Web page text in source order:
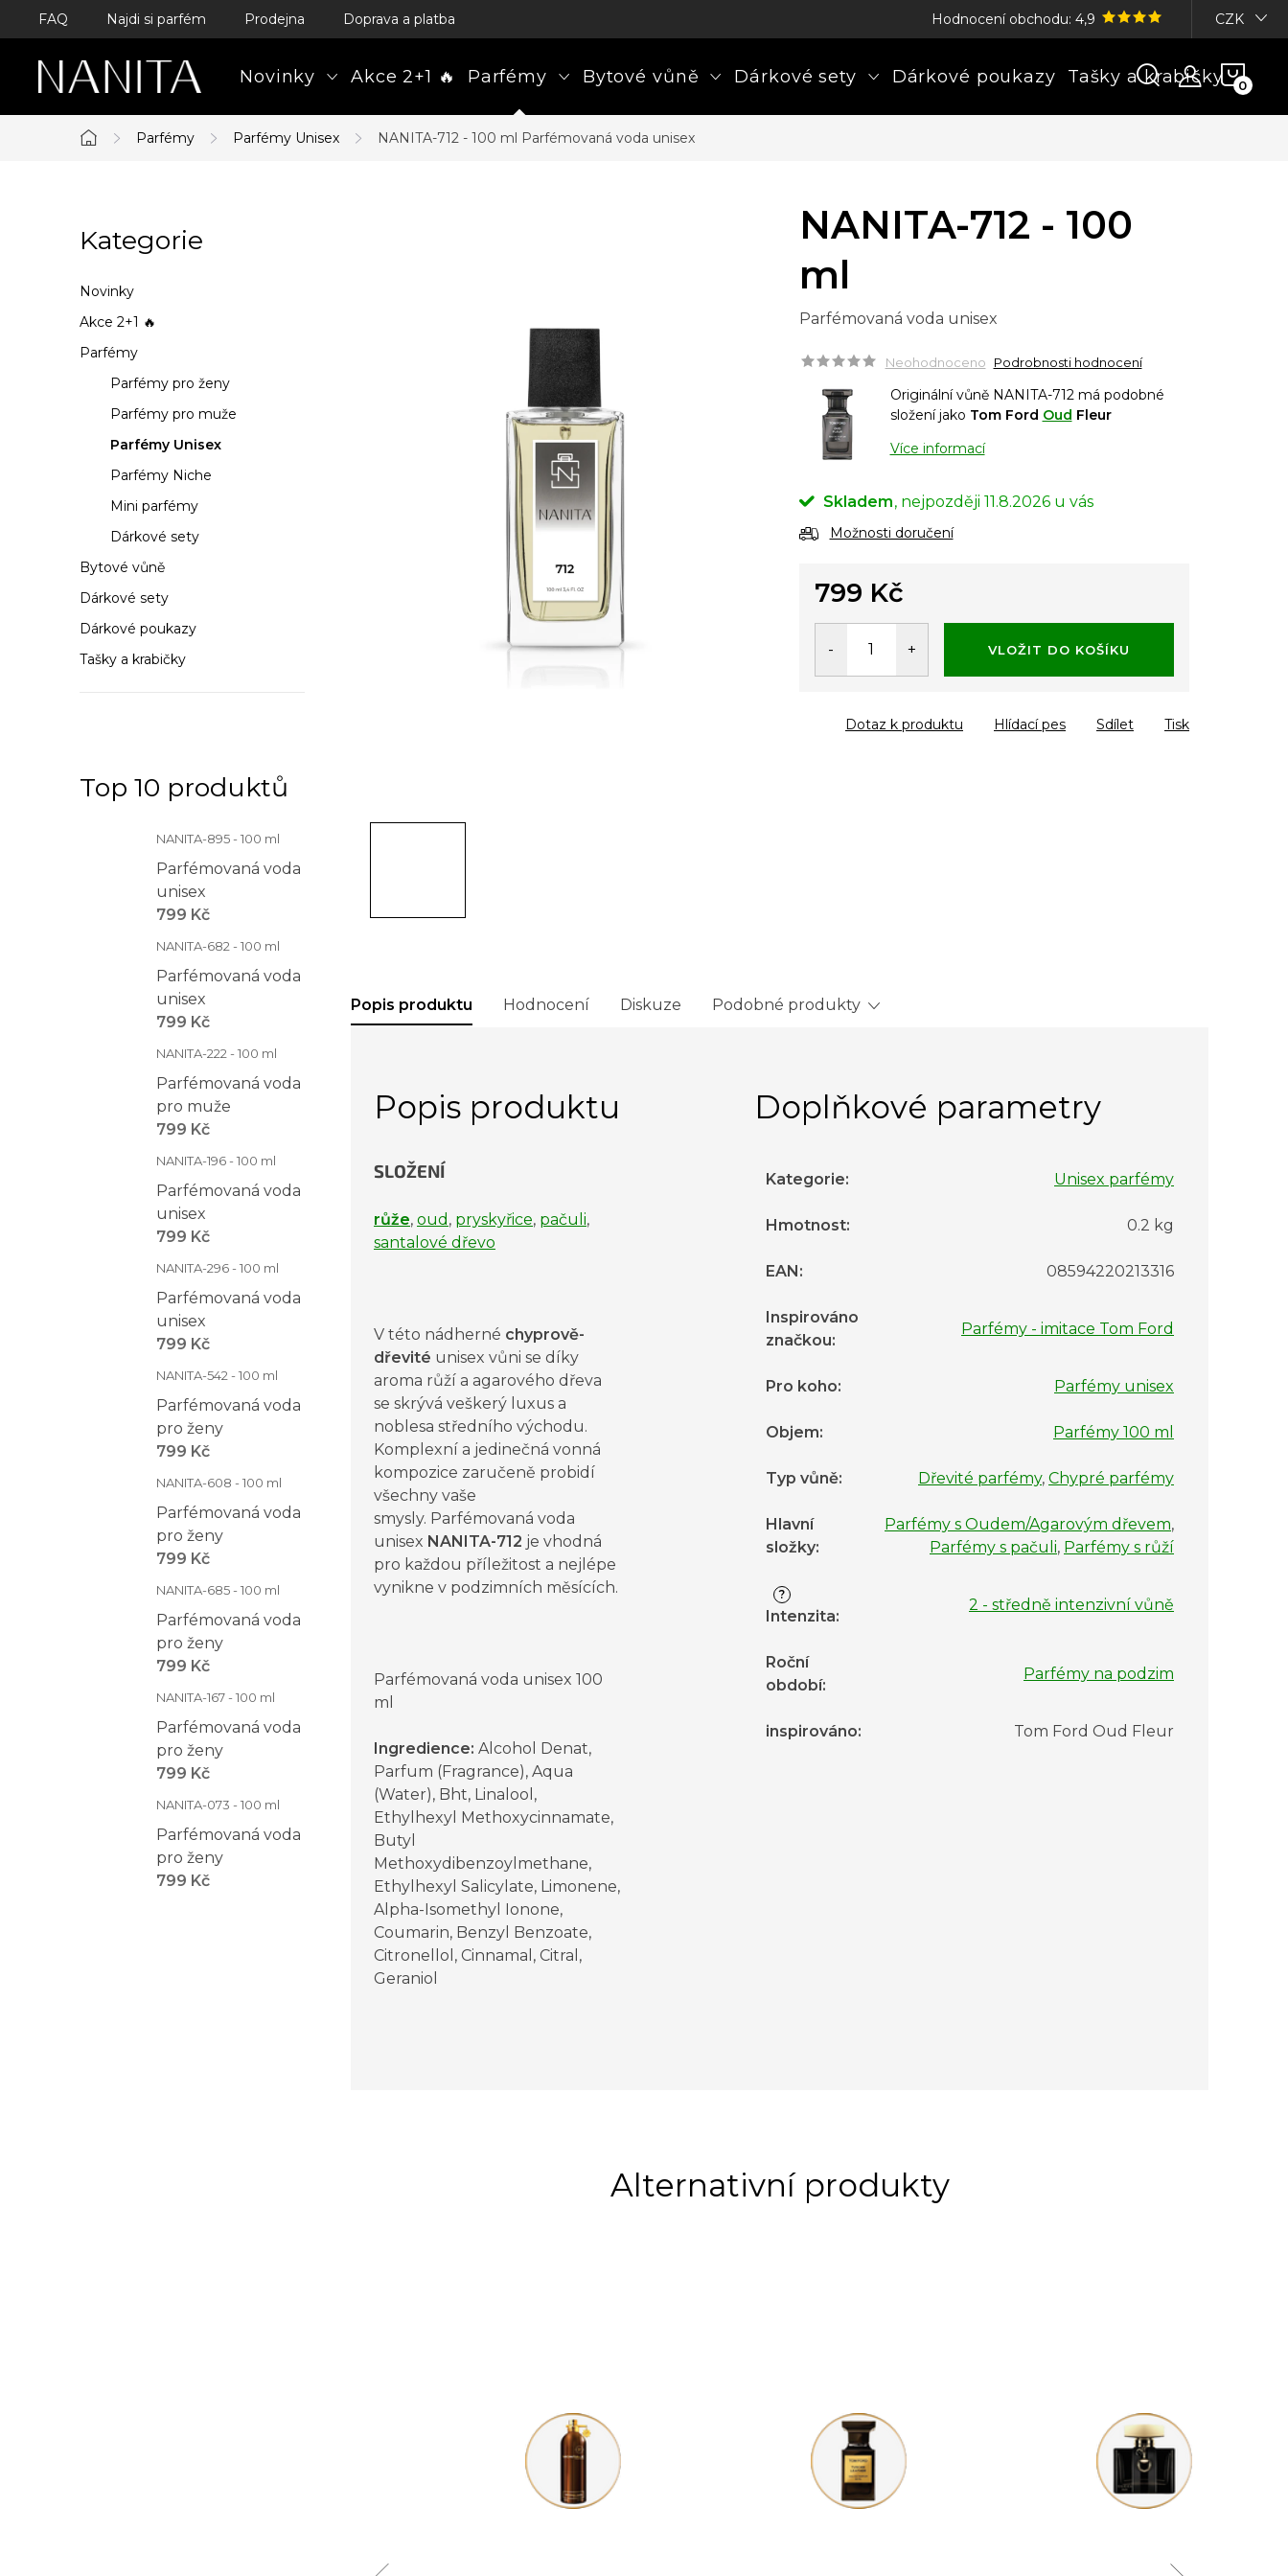
Přejít
obsah
FAQ Najdi si parfém Prodejna Doprava a platba Hodnocení obchodu: 4,9 CZK
Novinky Akce 2+1 🔥 Parfémy Bytové vůně Dárkové sety Dárkové poukazy Tašky a krabičky
Domů
Parfémy Parfémy Unisex NANITA-712 - 100 ml Parfémovaná voda unisex
o
s
t
r
p
a
n
e
Přeskočit
kategorie
Kategorie
Novinky
Akce 2+1 🔥
Parfémy
Parfémy pro ženy
Parfémy pro muže
Parfémy Unisex
Parfémy Niche
Mini parfémy
Dárkové sety
Bytové vůně
Dárkové sety
Dárkové poukazy
Tašky a krabičky
Top 10 produktů
NANITA-895 - 100 ml
Parfémovaná voda
unisex
799 Kč
NANITA-682 - 100 ml
Parfémovaná voda
unisex
799 Kč
NANITA-222 - 100 ml
Parfémovaná voda
pro muže
799 Kč
NANITA-196 - 100 ml
Parfémovaná voda
unisex
799 Kč
NANITA-296 - 100 ml
Parfémovaná voda
unisex
799 Kč
NANITA-542 - 100 ml
Parfémovaná voda
pro ženy
799 Kč
NANITA-608 - 100 ml
Parfémovaná voda
pro ženy
799 Kč
NANITA-685 - 100 ml
Parfémovaná voda
pro ženy
799 Kč
NANITA-167 - 100 ml
Parfémovaná voda
pro ženy
799 Kč
NANITA-073 - 100 ml
Parfémovaná voda
pro ženy
799 Kč
NANITA-712 - 100
ml
Parfémovaná voda unisex
Neohodnoceno Podrobnosti hodnocení
Originální vůně NANITA-712 má podobné
složení jako Tom Ford Oud Fleur
Více informací
Skladem 11.8.2026
Možnosti doručení
799 Kč
VLOŽIT DO KOŠÍKU
Tisk
Dotaz k produktu Hlídací pes Sdílet
Popis produktu Hodnocení Diskuze Podobné produkty
Popis produktu
SLOŽENÍ
růže, oud , pryskyřice, pačuli,
santalové dřevo
V této nádherné chyprově-
dřevité unisex vůni se díky
aroma růží a agarového dřeva
se skrývá veškerý luxus a
noblesa středního východu.
Komplexní a jedinečná vonná
kompozice zaručeně probidí
všechny vaše
smysly. Parfémovaná voda
unisex NANITA-712 je vhodná
pro každou příležitost a nejlépe
vynikne v podzimních měsících.
Parfémovaná voda unisex 100
ml
Ingredience: Alcohol Denat,
Parfum (Fragrance), Aqua
(Water), Bht, Linalool,
Ethylhexyl Methoxycinnamate,
Butyl
Methoxydibenzoylmethane,
Ethylhexyl Salicylate, Limonene,
Alpha-Isomethyl Ionone,
Coumarin, Benzyl Benzoate,
Citronellol, Cinnamal, Citral,
Geraniol
Doplňkové parametry
Kategorie: Unisex parfémy
Hmotnost: 0.2 kg
EAN : 08594220213316
Inspirováno
značkou:
Parfémy - imitace Tom Ford
Pro koho: Parfémy unisex
Objem: Parfémy 100 ml
Typ vůně: Dřevité parfémy, Chypré parfémy
Hlavní
složky:
Parfémy s Oudem/Agarovým dřevem,
Parfémy s pačuli, Parfémy s růží
?
Intenzita:
2 - středně intenzivní vůně
Roční
období:
Parfémy na podzim
inspirováno: Tom Ford Oud Fleur